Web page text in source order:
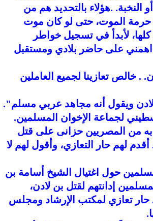
النخبة. .هؤلاء بالتحديد هم من
الموت، حتى لو كان موت
كلها، لأبدأ في تسجيل خواطر
على حاضر بلادي ومستقبل
. خالص تعازينا لجميع العاملين
لادن ويقول أنه مجاهد عربي مسلم".
لجماعة الإخوان المسلمين.
من المصريين حزانى على قتل
لهم حار التعازي، وأقول لهم لا
حول اغتيال الشيخ أسامة بن
إدانتهم لقتل بن لادن،
تعازي لمكتب الإرشاد ومجلس